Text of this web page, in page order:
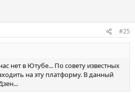
#25
нет в Ютубе... По совету известных
на эту платформу. В данный